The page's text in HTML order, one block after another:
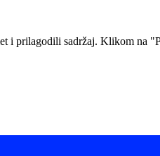
i prilagodili sadržaj. Klikom na